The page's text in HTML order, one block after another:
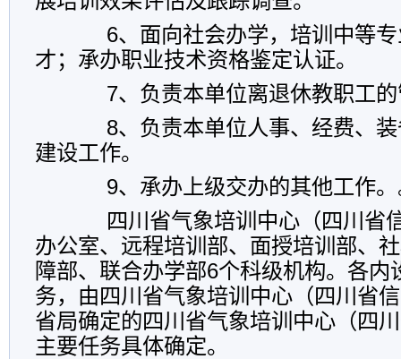
6、面向社会办学，培训中等专
才；承办职业技术资格鉴定认证。
7、负责本单位离退休教职工的
8、负责本单位人事、经费、装
建设工作。
9、承办上级交办的其他工作。
四川省气象培训中心（四川省
办公室、远程培训部、面授培训部、
障部、联合办学部6个科级机构。各内
务，由四川省气象培训中心（四川省
省局确定的四川省气象培训中心（四
主要任务具体确定。